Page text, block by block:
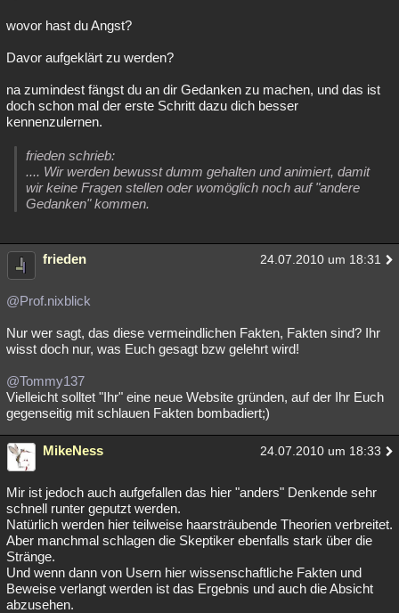
wovor hast du Angst?
Davor aufgeklärt zu werden?
na zumindest fängst du an dir Gedanken zu machen, und das ist
doch schon mal der erste Schritt dazu dich besser
kennenzulernen.
frieden schrieb:
.... Wir werden bewusst dumm gehalten und animiert, damit
wir keine Fragen stellen oder womöglich noch auf "andere
Gedanken" kommen.
frieden 24.07.2010 um 18:31
@Prof.nixblick
Nur wer sagt, das diese vermeindlichen Fakten, Fakten sind? Ihr
wisst doch nur, was Euch gesagt bzw gelehrt wird!
@Tommy137
Vielleicht solltet "Ihr" eine neue Website gründen, auf der Ihr Euch
gegenseitig mit schlauen Fakten bombadiert;)
MikeNess 24.07.2010 um 18:33
Mir ist jedoch auch aufgefallen das hier "anders" Denkende sehr
schnell runter geputzt werden.
Natürlich werden hier teilweise haarsträubende Theorien verbreitet.
Aber manchmal schlagen die Skeptiker ebenfalls stark über die
Stränge.
Und wenn dann von Usern hier wissenschaftliche Fakten und
Beweise verlangt werden ist das Ergebnis und auch die Absicht
abzusehen.